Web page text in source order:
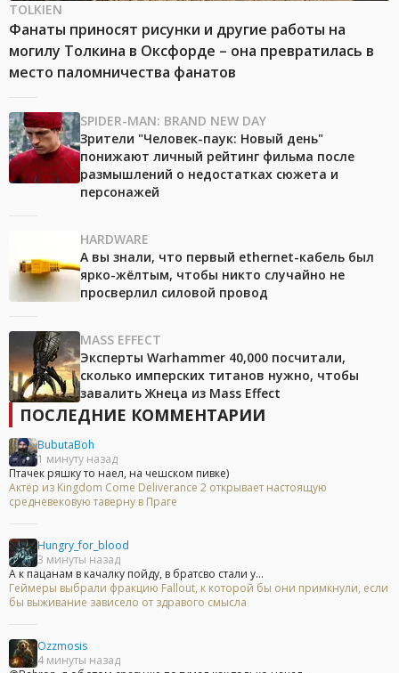
TOLKIEN
Фанаты приносят рисунки и другие работы на
могилу Толкина в Оксфорде – она превратилась в
место паломничества фанатов
SPIDER-MAN: BRAND NEW DAY
Зрители "Человек-паук: Новый день"
понижают личный рейтинг фильма после
размышлений о недостатках сюжета и
персонажей
HARDWARE
А вы знали, что первый ethernet-кабель был
ярко-жёлтым, чтобы никто случайно не
просверлил силовой провод
MASS EFFECT
Эксперты Warhammer 40,000 посчитали,
сколько имперских титанов нужно, чтобы
завалить Жнеца из Mass Effect
ПОСЛЕДНИЕ КОММЕНТАРИИ
BubutaBoh
1 минуту назад
Птачек ряшку то наел, на чешском пивке)
Актёр из Kingdom Come Deliverance 2 открывает настоящую
средневековую таверну в Праге
Hungry_for_blood
3 минуты назад
А к пацанам в качалку пойду, в братсво стали у...
Геймеры выбрали фракцию Fallout, к которой бы они примкнули, если
бы выживание зависело от здравого смысла
Ozzmosis
4 минуты назад